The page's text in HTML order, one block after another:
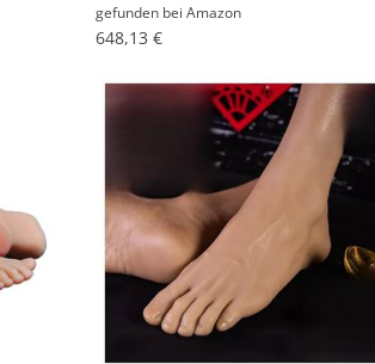
gefunden bei Amazon
648,13 €